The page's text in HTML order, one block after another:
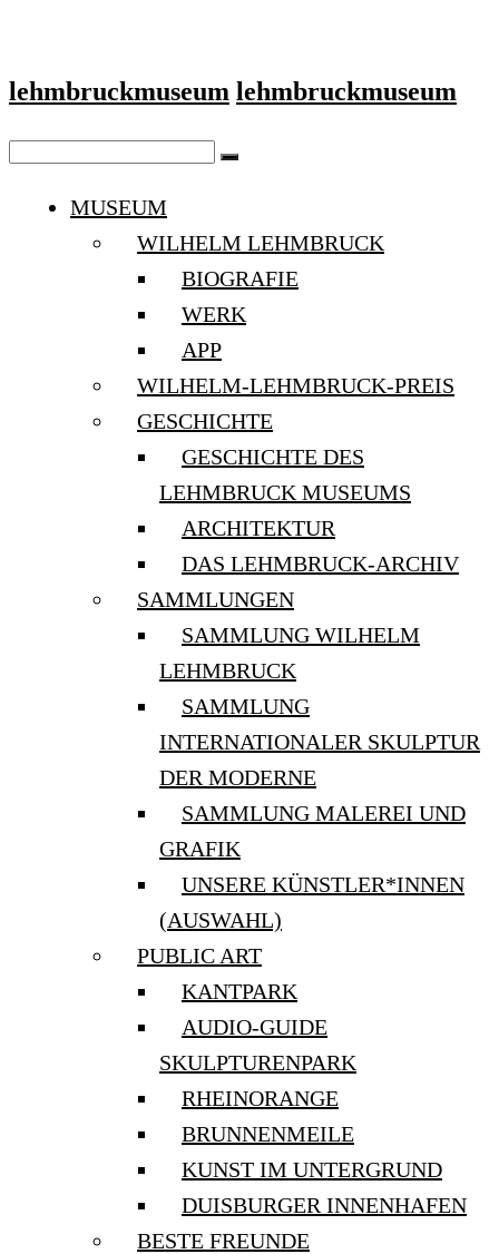
lehmbruckmuseum lehmbruckmuseum
MUSEUM
WILHELM LEHMBRUCK
BIOGRAFIE
WERK
APP
WILHELM-LEHMBRUCK-PREIS
GESCHICHTE
GESCHICHTE DES
LEHMBRUCK MUSEUMS
ARCHITEKTUR
DAS LEHMBRUCK-ARCHIV
SAMMLUNGEN
SAMMLUNG WILHELM
LEHMBRUCK
SAMMLUNG
INTERNATIONALER SKULPTUR
DER MODERNE
SAMMLUNG MALEREI UND
GRAFIK
UNSERE KÜNSTLER*INNEN
(AUSWAHL)
PUBLIC ART
KANTPARK
AUDIO-GUIDE
SKULPTURENPARK
RHEINORANGE
BRUNNENMEILE
KUNST IM UNTERGRUND
DUISBURGER INNENHAFEN
BESTE FREUNDE